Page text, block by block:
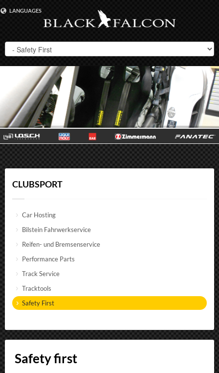
LANGUAGES
CLUBSPORT
Car Hosting
Bilstein Fahrwerkservice
Reifen- und Bremsenservice
Performance Parts
Track Service
Tracktools
Safety First
Safety first